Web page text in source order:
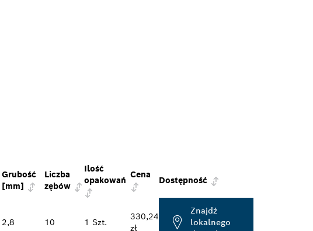
Grubość
[mm]
Liczba
zębów
Ilość
opakowań
Cena
Dostępność
2,8 10 1 Szt.
330,24
zł
Znajdź
lokalnego